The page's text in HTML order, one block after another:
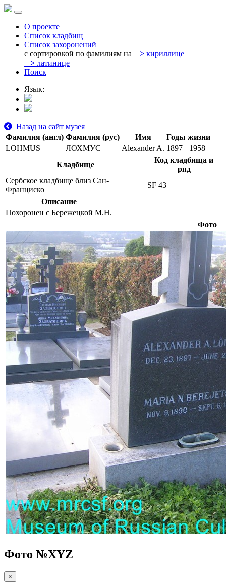
О проекте
Список кладбищ
Список захоронений
с сортировкой по фамилиям на
> кириллице
> латинице
Поиск
Язык:
Назад на сайт музея
Фамилия (англ) Фамилия (рус) Имя
Годы жизни
LOHMUS
ЛОХМУС Alexander A. 1897
1958
Кладбище
Код кладбища и
ряд
Сербское кладбище близ Сан-
Франциско
SF 43
Описание
Похоронен с Бережецкой М.Н.
Фото
Фото №XYZ
×